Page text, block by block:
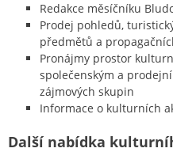
Redakce měsíčníku
Prodej pohledů,
předmětů a
Pronájmy prostor
společenským a
zájmových skupin
Informace o kulturních
Další nabídka